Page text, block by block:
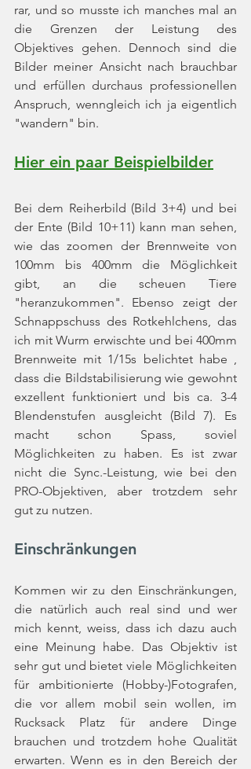
rar, und so musste ich manches mal an
die Grenzen der Leistung des
Objektives gehen. Dennoch sind die
Bilder meiner Ansicht nach brauchbar
und erfüllen durchaus professionellen
Anspruch, wenngleich ich ja eigentlich
"wandern" bin.
Hier ein paar Beispielbilder
Bei dem Reiherbild (Bild 3+4) und bei
der Ente (Bild 10+11) kann man sehen,
wie das zoomen der Brennweite von
100mm bis 400mm die Möglichkeit
gibt, an die scheuen Tiere
"heranzukommen". Ebenso zeigt der
Schnappschuss des Rotkehlchens, das
ich mit Wurm erwischte und bei 400mm
Brennweite mit 1/15s belichtet habe ,
dass die Bildstabilisierung wie gewohnt
exzellent funktioniert und bis ca. 3-4
Blendenstufen ausgleicht (Bild 7). Es
macht schon Spass, soviel
Möglichkeiten zu haben. Es ist zwar
nicht die Sync.-Leistung, wie bei den
PRO-Objektiven, aber trotzdem sehr
gut zu nutzen.
Einschränkungen
Kommen wir zu den Einschränkungen,
die natürlich auch real sind und wer
mich kennt, weiss, dass ich dazu auch
eine Meinung habe. Das Objektiv ist
sehr gut und bietet viele Möglichkeiten
für ambitionierte (Hobby-)Fotografen,
die vor allem mobil sein wollen, im
Rucksack Platz für andere Dinge
brauchen und trotzdem hohe Qualität
erwarten. Wenn es in den Bereich der